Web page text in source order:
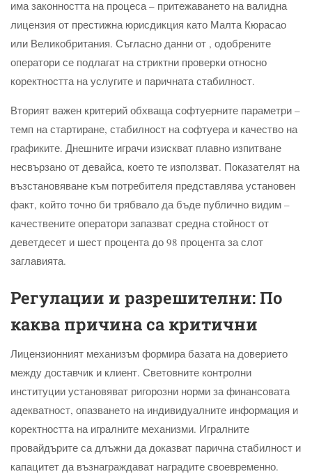
има законността на процеса – притежаването на валидна
лицензия от престижна юрисдикция като Малта Кюрасао
или Великобритания. Съгласно данни от , одобрените
оператори се подлагат на стриктни проверки относно
коректността на услугите и паричната стабилност.
Вторият важен критерий обхваща софтуерните параметри –
темп на стартиране, стабилност на софтуера и качество на
графиките. Днешните играчи изискват плавно изпитване
несвързано от девайса, което те използват. Показателят на
възстановяване към потребителя представлява установен
факт, който точно би трябвало да бъде публично видим –
качествените оператори запазват средна стойност от
деветдесет и шест процента до 98 процента за слот
заглавията.
Регулации и разрешителни: По
каква причина са критични
Лицензионният механизъм формира базата на доверието
между доставчик и клиент. Световните контролни
институции установяват ригорозни норми за финансовата
адекватност, опазването на индивидуалните информация и
коректността на игралните механизми. Игралните
провайдърите са длъжни да доказват парична стабилност и
капацитет да възнаграждават наградите своевременно.